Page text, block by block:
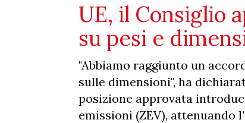
UE, il Consiglio
su pesi e
"Abbiamo raggiunto un
sulle dimensioni", ha
posizione approvata
emissioni (ZEV), attenuando